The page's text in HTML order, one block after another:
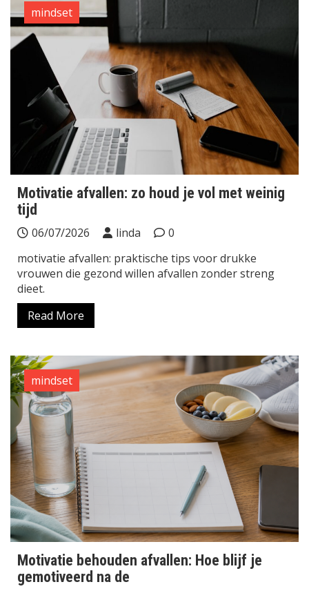
mindset
Motivatie afvallen: zo houd je vol met weinig
tijd
06/07/2026 linda
0
motivatie afvallen: praktische tips voor drukke
vrouwen die gezond willen afvallen zonder streng
dieet.
Read More
mindset
Motivatie behouden afvallen: Hoe blijf je
gemotiveerd na de